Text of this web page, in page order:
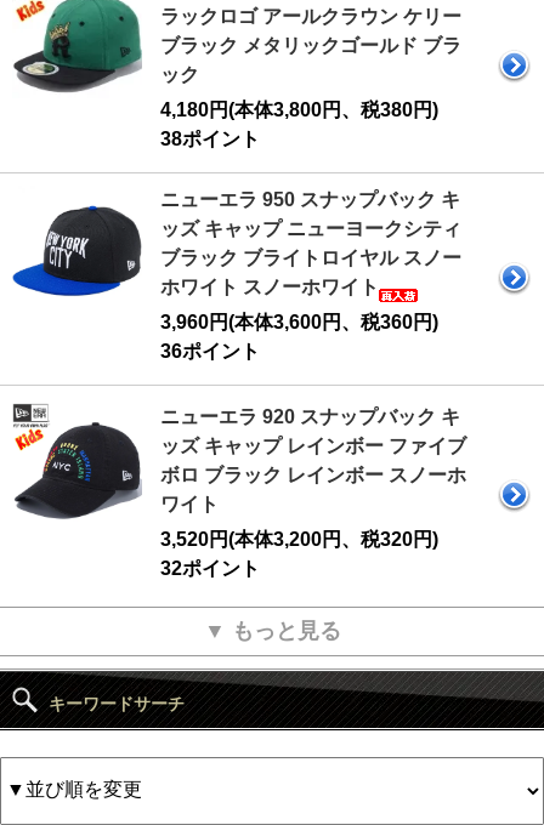
ラックロゴ アールクラウン ケリー
ブラック メタリックゴールド ブラ
ック
4,180円(本体3,800円、税380円)
38ポイント
ニューエラ 950 スナップバック キ
ッズ キャップ ニューヨークシティ
ブラック ブライトロイヤル スノー
ホワイト スノーホワイト
3,960円(本体3,600円、税360円)
36ポイント
ニューエラ 920 スナップバック キ
ッズ キャップ レインボー ファイブ
ボロ ブラック レインボー スノーホ
ワイト
3,520円(本体3,200円、税320円)
32ポイント
▼ もっと見る
キーワードサーチ